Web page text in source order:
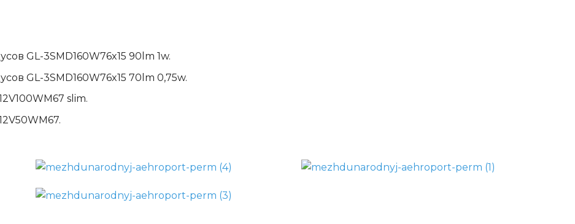
GL-3SMD160W76x15 90lm 1w.
GL-3SMD160W76x15 70lm 0,75w.
slim.